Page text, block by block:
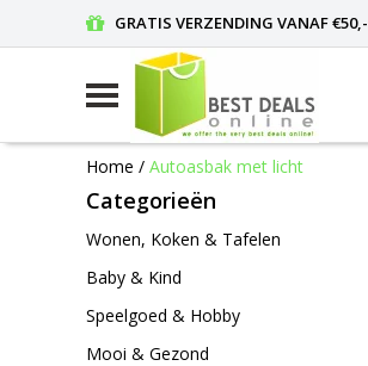
GRATIS VERZENDING VANAF €50,-
Home / Autoasbak met licht
Categorieën
Wonen, Koken & Tafelen
Baby & Kind
Speelgoed & Hobby
Mooi & Gezond